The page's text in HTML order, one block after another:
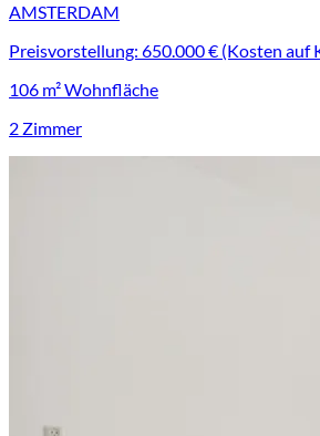
AMSTERDAM
Preisvorstellung: 650.000 € (Kosten auf
106 m² Wohnfläche
2 Zimmer